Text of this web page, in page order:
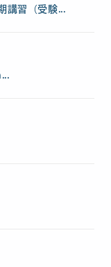
講習（受験...